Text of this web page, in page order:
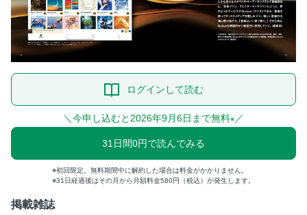
ログインして読む
＼今申し込むと2026年9月6日まで無料※ ／
31日間0円で読んでみる
初回限定。無料期間中に解約した場合は料金がかかりません。
31日経過後はその月から月額料金580円（税込）が発生します。
掲載雑誌